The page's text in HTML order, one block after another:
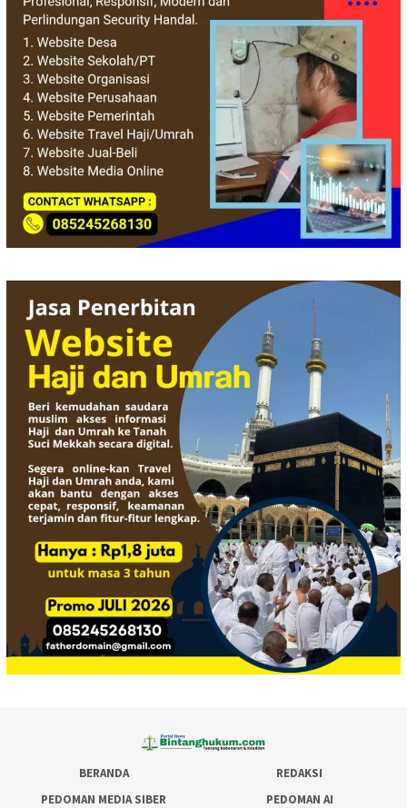
BERANDA
REDAKSI
PEDOMAN MEDIA SIBER
PEDOMAN AI